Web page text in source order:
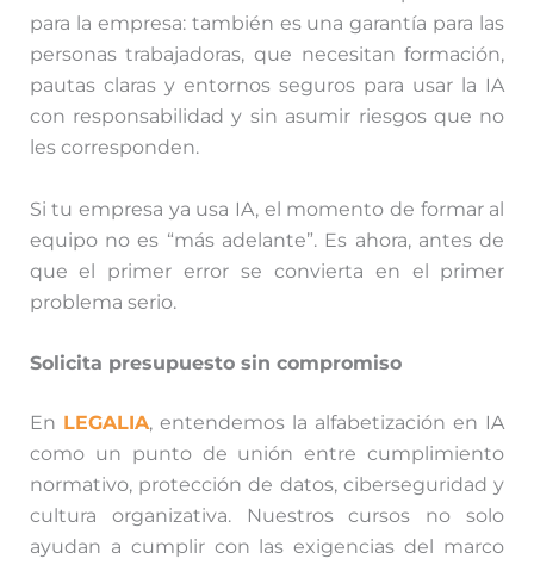
para la empresa: también es una garantía para las
personas trabajadoras, que necesitan formación,
pautas claras y entornos seguros para usar la IA
con responsabilidad y sin asumir riesgos que no
les corresponden.
Si tu empresa ya usa IA, el momento de formar al
equipo no es “más adelante”. Es ahora, antes de
que el primer error se convierta en el primer
problema serio.
Solicita presupuesto sin compromiso
En LEGALIA, entendemos la alfabetización en IA
como un punto de unión entre cumplimiento
normativo, protección de datos, ciberseguridad y
cultura organizativa. Nuestros cursos no solo
ayudan a cumplir con las exigencias del marco